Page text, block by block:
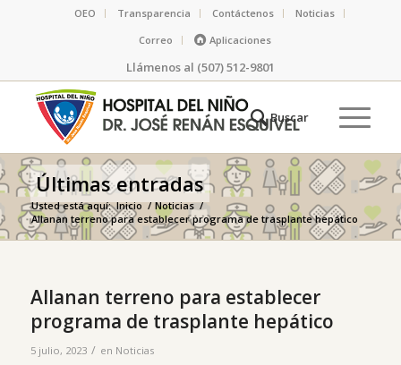
OEO Transparencia Contáctenos
Noticias
Correo
Aplicaciones
Llámenos al (507) 512-9801
Últimas entradas
Usted está aquí: Inicio / Noticias /
Allanan terreno para establecer programa de trasplante hepático
Allanan terreno para establecer
programa de trasplante hepático
5 julio, 2023 / en Noticias